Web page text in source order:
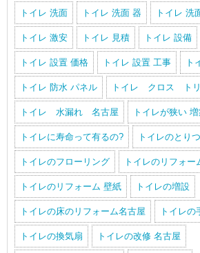
トイレ 洗面 トイレ 洗面 器 トイレ 洗
トイレ 激安 トイレ 見積 トイレ 設備
トイレ 設置 価格 トイレ 設置 工事 ト
トイレ 防水 パネル トイレ クロス ト
トイレ 水漏れ 名古屋 トイレが狭い
トイレに寿命って有るの? トイレのとり
トイレのフローリング トイレのリフォー
トイレのリフォーム 壁紙 トイレの増設
トイレの床のリフォーム名古屋 トイレの
トイレの換気扇 トイレの改修 名古屋